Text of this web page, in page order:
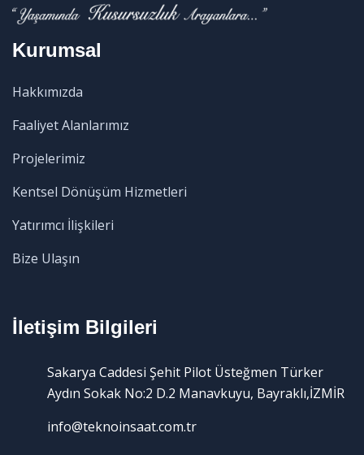
Kurumsal
Hakkımızda
Faaliyet Alanlarımız
Projelerimiz
Kentsel Dönüşüm Hizmetleri
Yatırımcı İlişkileri
Bize Ulaşın
İletişim Bilgileri
Sakarya Caddesi Şehit Pilot Üsteğmen Türker
Aydın Sokak No:2 D.2 Manavkuyu, Bayraklı,İZMİR
info@teknoinsaat.com.tr